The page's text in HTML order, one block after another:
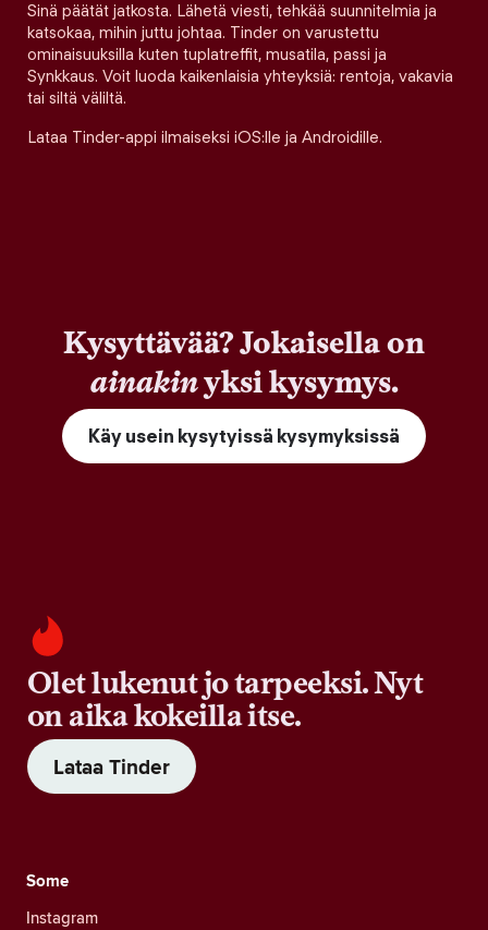
Sinä päätät jatkosta. Lähetä viesti, tehkää suunnitelmia ja
katsokaa, mihin juttu johtaa. Tinder on varustettu
ominaisuuksilla kuten tuplatreffit, musatila, passi ja
Synkkaus. Voit luoda kaikenlaisia yhteyksiä: rentoja, vakavia
tai siltä väliltä.
Lataa Tinder-appi ilmaiseksi iOS:lle ja Androidille.
Kysyttävää? Jokaisella on
ainakinyksi kysymys.
Käy usein kysytyissä kysymyksissä
Olet lukenut jo tarpeeksi. Nyt
on aika kokeilla itse.
Lataa Tinder
Some
Instagram